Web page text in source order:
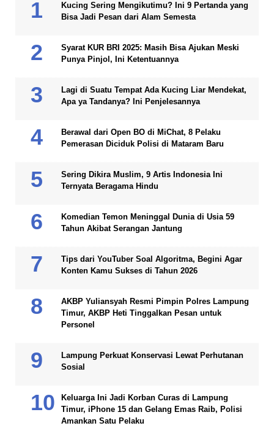
Kucing Sering Mengikutimu? Ini 9 Pertanda yang
Bisa Jadi Pesan dari Alam Semesta
Syarat KUR BRI 2025: Masih Bisa Ajukan Meski
Punya Pinjol, Ini Ketentuannya
Lagi di Suatu Tempat Ada Kucing Liar Mendekat,
Apa ya Tandanya? Ini Penjelesannya
Berawal dari Open BO di MiChat, 8 Pelaku
Pemerasan Diciduk Polisi di Mataram Baru
Sering Dikira Muslim, 9 Artis Indonesia Ini
Ternyata Beragama Hindu
Komedian Temon Meninggal Dunia di Usia 59
Tahun Akibat Serangan Jantung
Tips dari YouTuber Soal Algoritma, Begini Agar
Konten Kamu Sukses di Tahun 2026
AKBP Yuliansyah Resmi Pimpin Polres Lampung
Timur, AKBP Heti Tinggalkan Pesan untuk
Personel
Lampung Perkuat Konservasi Lewat Perhutanan
Sosial
Keluarga Ini Jadi Korban Curas di Lampung
Timur, iPhone 15 dan Gelang Emas Raib, Polisi
Amankan Satu Pelaku